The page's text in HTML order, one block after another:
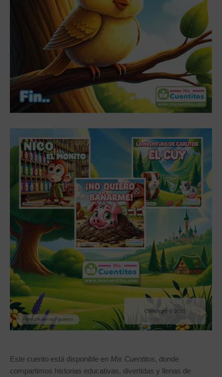
Este cuento está disponible en Mis Cuentitos, donde
compartimos historias educativas, divertidas y llenas de